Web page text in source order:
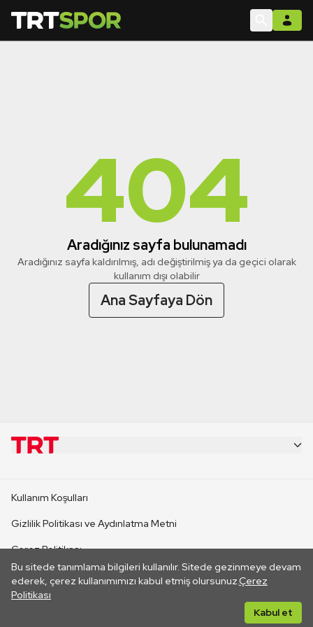
404
Aradığınız sayfa bulunamadı
Aradığınız sayfa kaldırılmış, adı değiştirilmiş ya da geçici olarak
kullanım dışı olabilir
Ana Sayfaya Dön
Bu sitede tanımlama bilgileri kullanılır. Sitede gezinmeye devam
ederek, çerez kullanımımızı kabul etmiş olursunuz.Çerez
Politikası
Kabul et
CANLI YAYINLAR
Kullanım Koşulları
Gizlilik Politikası ve Aydınlatma Metni
Çerez Politikası
İletişim
Her hakkı saklıdır. ©2026 TRT. Bağlantı yoluyla gidilen dış